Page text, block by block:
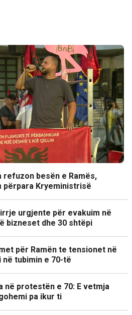
besën e Ramës,
përpara Kryeministrisë
urgjente për evakuim në
bizneset dhe 30 shtëpi
për Ramën te tensionet në
tubimin e 70-të
në protestën e 70: E vetmja
pa ikur ti